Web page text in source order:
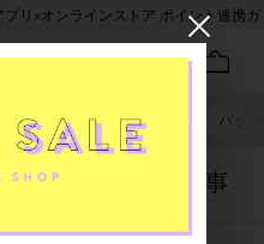
リ×オンラインストア ポイント連携ガ
40th限定 ピアス バッグ
」に関する記事